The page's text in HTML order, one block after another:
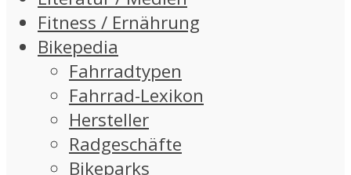
Fitness / Ernährung
Bikepedia
Fahrradtypen
Fahrrad-Lexikon
Hersteller
Radgeschäfte
Bikeparks